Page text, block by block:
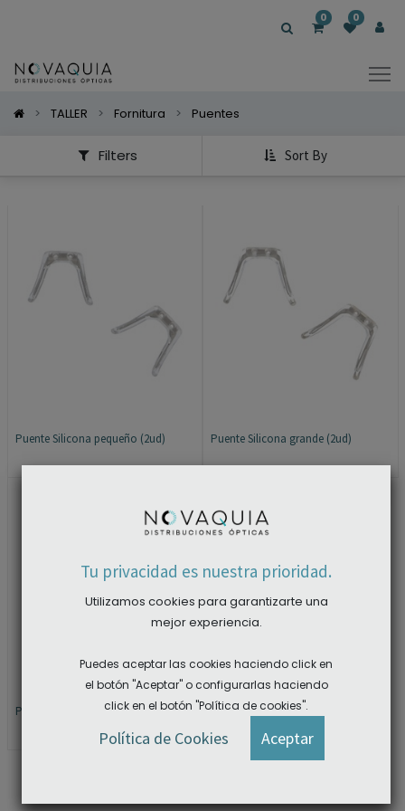
0 0
TALLER Fornitura Puentes
Filters Sort By
Mostrar
Puente Silicona pequeño (2ud) Puente Silicona grande (2ud)
Puente titanio tipo Silhouette (1ud)
Tu privacidad es nuestra prioridad.
Utilizamos cookies para garantizarte una
mejor experiencia.
Puedes aceptar las cookies haciendo click en
el botón "Aceptar" o configurarlas haciendo
click en el botón "Política de cookies".
Política de Cookies Aceptar